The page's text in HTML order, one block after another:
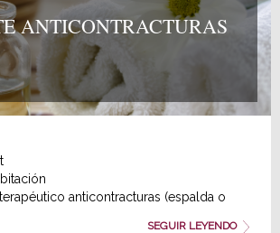
ANTICONTRACTURAS
anticontracturas (espalda o
SEGUIR LEYENDO